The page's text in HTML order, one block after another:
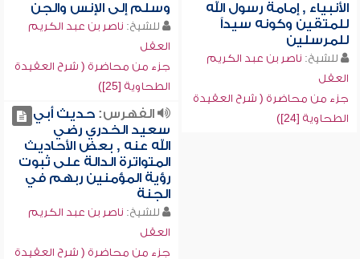
الأنبياء , إمامة رسول الله
للمتقين وكونه سيداً
للمرسلين
للشيخ: ناصر بن عبد الكريم
العقل
جزء من محاضرة ( شرح العقيدة
الطحاوية [24])
وسلم إلى الإنس والجن
للشيخ: ناصر بن عبد الكريم
العقل
جزء من محاضرة ( شرح العقيدة
الطحاوية [25])
الفهرس:حديث أبي
سعيد الخدري رضي
الله عنه , بعض الأحاديث
المتواترة الدالة على ثبوت
رؤية المؤمنين ربهم في
الجنة
للشيخ: ناصر بن عبد الكريم
العقل
جزء من محاضرة ( شرح العقيدة